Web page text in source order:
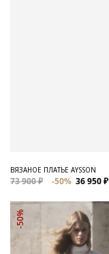
ВЯЗАНОЕ ПЛАТЬЕ AYSSON
73 900 ₽ -50% 36 950 ₽
-50%